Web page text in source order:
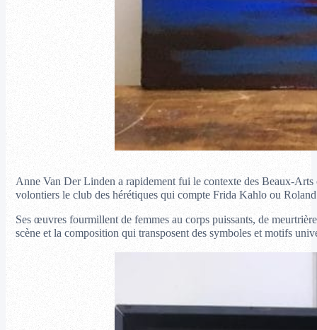
Anne Van Der Linden a rapidement fui le contexte des Beaux-
volontiers le club des hérétiques qui compte Frida Kahlo ou
Ses œuvres fourmillent de femmes au corps puissants, de
scène et la composition qui transposent des symboles et motifs